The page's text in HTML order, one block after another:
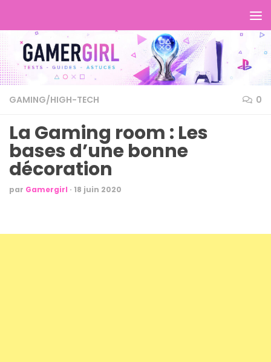
GAMING/HIGH-TECH 0
La Gaming room : Les
bases d’une bonne
décoration
par Gamergirl · 18 juin 2020